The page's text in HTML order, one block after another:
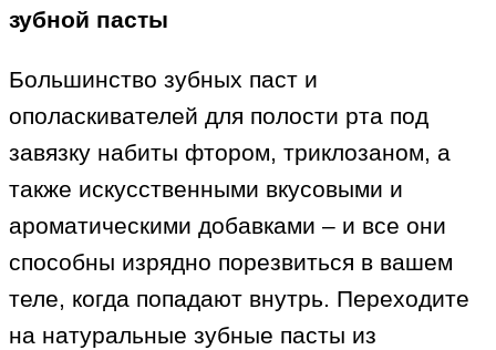
зубной пасты
Большинство зубных паст и
ополаскивателей для полости рта под
завязку набиты фтором, триклозаном, а
также искусственными вкусовыми и
ароматическими добавками – и все они
способны изрядно порезвиться в вашем
теле, когда попадают внутрь. Переходите
на натуральные зубные пасты из